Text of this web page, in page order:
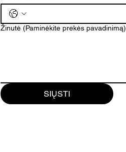
Žinutė (Paminėkite prekės pavadinimą)
SIŲSTI